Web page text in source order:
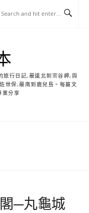
旅行日記,最遠北到宗谷岬,與
世保,最南到鹿兒島。每篇文
業分享
─丸龜城